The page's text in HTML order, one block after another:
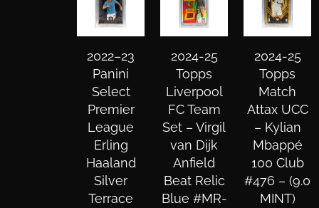
2022–23
Panini
Select
Premier
League
Erling
Haaland
Silver
Terrace
2024-25
Topps
Liverpool
FC Team
Set – Virgil
van Dijk
Anfield
Beat Relic
Blue #MR-
2024-25
Topps
Match
Attax UCC
– Kylian
Mbappé
100 Club
#476 – (9.0
MINT)